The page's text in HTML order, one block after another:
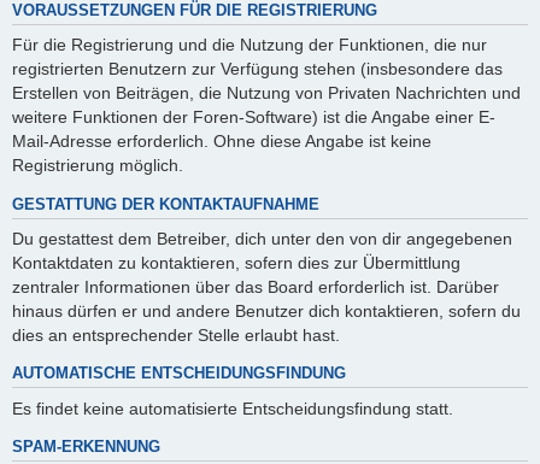
VORAUSSETZUNGEN FÜR DIE REGISTRIERUNG
Für die Registrierung und die Nutzung der Funktionen, die nur
registrierten Benutzern zur Verfügung stehen (insbesondere das
Erstellen von Beiträgen, die Nutzung von Privaten Nachrichten und
weitere Funktionen der Foren-Software) ist die Angabe einer E-
Mail-Adresse erforderlich. Ohne diese Angabe ist keine
Registrierung möglich.
GESTATTUNG DER KONTAKTAUFNAHME
Du gestattest dem Betreiber, dich unter den von dir angegebenen
Kontaktdaten zu kontaktieren, sofern dies zur Übermittlung
zentraler Informationen über das Board erforderlich ist. Darüber
hinaus dürfen er und andere Benutzer dich kontaktieren, sofern du
dies an entsprechender Stelle erlaubt hast.
AUTOMATISCHE ENTSCHEIDUNGSFINDUNG
Es findet keine automatisierte Entscheidungsfindung statt.
SPAM-ERKENNUNG